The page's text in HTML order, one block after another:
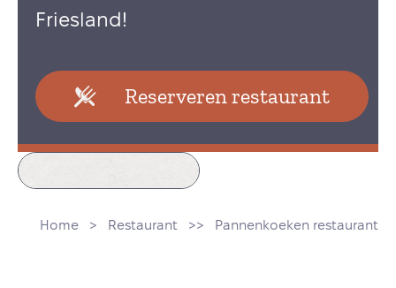
Friesland!
Reserveren restaurant
Home Restaurant Pannenkoeken restaurant